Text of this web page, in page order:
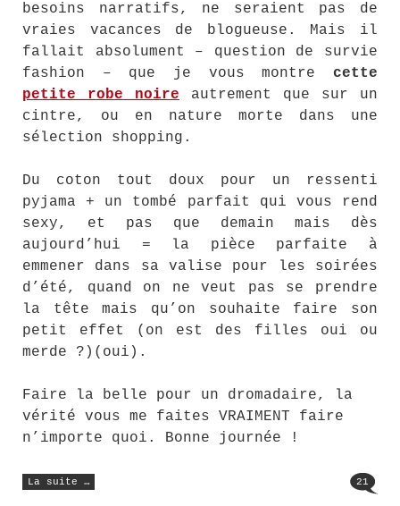
besoins narratifs, ne seraient pas de
vraies vacances de blogueuse. Mais il
fallait absolument – question de survie
fashion – que je vous montre cette
petite robe noire autrement que sur un
cintre, ou en nature morte dans une
sélection shopping.
Du coton tout doux pour un ressenti
pyjama + un tombé parfait qui vous rend
sexy, et pas que demain mais dès
aujourd’hui = la pièce parfaite à
emmener dans sa valise pour les soirées
d’été, quand on ne veut pas se prendre
la tête mais qu’on souhaite faire son
petit effet (on est des filles oui ou
merde ?)(oui).
Faire la belle pour un dromadaire, la
vérité vous me faites VRAIMENT faire
n’importe quoi. Bonne journée !
La suite …
« Seule
sur
21